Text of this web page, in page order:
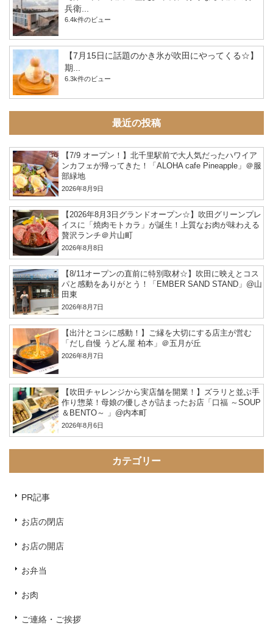
兵衛...
6.4k件のビュー
【7月15日に話題のかき氷が吹田にやってくる☆】
期...
6.3k件のビュー
最近の投稿
【7/9 オープン！】北千里駅前で大人気だったハワイア
ンカフェが帰ってきた！「ALOHA cafe Pineapple」＠服
部緑地
2026年8月9日
【2026年8月3日グランドオープン☆】吹田グリーンプレ
イスに「焼肉モトカラ」が誕生！上質なお肉が味わえる
贅沢ランチ＠片山町
2026年8月8日
【8/11オープンの直前に特別取材☆】吹田に映えとコス
パと感動をありがとう！「EMBER SAND STAND」@山
田東
2026年8月7日
【出汁とコシに感動！】ご縁を大切にする店主が営む
「だし自慢 うどん屋 柏本」＠五月が丘
2026年8月7日
【吹田チャレンジから実店舗を開業！】ズラリと並ぶ手
作り惣菜！母娘の優しさが詰まったお店「口福 ～SOUP
＆BENTO～ 」@内本町
2026年8月6日
カテゴリー
PR記事
お店の閉店
お店の開店
お弁当
お肉
ご連絡・ご挨拶